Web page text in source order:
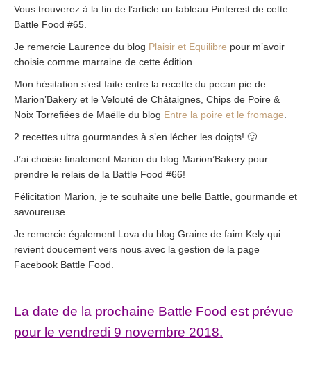
Vous trouverez à la fin de l’article un tableau Pinterest de cette
Battle Food #65.
Je remercie Laurence du blog Plaisir et Equilibre pour m’avoir
choisie comme marraine de cette édition.
Mon hésitation s’est faite entre la recette du pecan pie de
Marion’Bakery et le Velouté de Châtaignes, Chips de Poire &
Noix Torrefiées de Maëlle du blog Entre la poire et le fromage
2 recettes ultra gourmandes à s’en lécher les doigts! 🙂
J’ai choisie finalement Marion du blog Marion’Bakery pour
prendre le relais de la Battle Food #66!
Félicitation Marion, je te souhaite une belle Battle, gourmande et
savoureuse.
Je remercie également Lova du blog Graine de faim Kely qui
revient doucement vers nous avec la gestion de la page
Facebook Battle Food.
La date de la prochaine Battle Food est prévue
pour le vendredi 9 novembre 2018.